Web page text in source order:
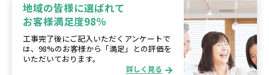
地域の皆様に選ばれて
お客様満足度98%
工事完了後にご記入いただくアンケートで
は、98%のお客様から「満足」との評価を
いただいております。
詳しく見る